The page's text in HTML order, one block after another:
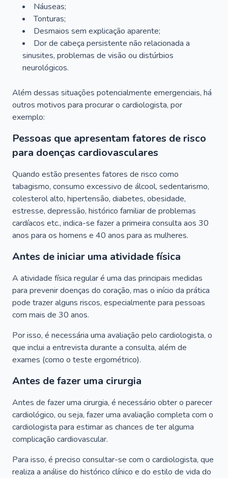
Náuseas;
Tonturas;
Desmaios sem explicação aparente;
Dor de cabeça persistente não relacionada a
sinusites, problemas de visão ou distúrbios
neurológicos.
Além dessas situações potencialmente emergenciais, há
outros motivos para procurar o cardiologista, por
exemplo:
Pessoas que apresentam fatores de risco
para doenças cardiovasculares
Quando estão presentes fatores de risco como
tabagismo, consumo excessivo de álcool, sedentarismo,
colesterol alto, hipertensão, diabetes, obesidade,
estresse, depressão, histórico familiar de problemas
cardíacos etc., indica-se fazer a primeira consulta aos 30
anos para os homens e 40 anos para as mulheres.
Antes de iniciar uma atividade física
A atividade física regular é uma das principais medidas
para prevenir doenças do coração, mas o início da prática
pode trazer alguns riscos, especialmente para pessoas
com mais de 30 anos.
Por isso, é necessária uma avaliação pelo cardiologista, o
que inclui a entrevista durante a consulta, além de
exames (como o teste ergométrico).
Antes de fazer uma cirurgia
Antes de fazer uma cirurgia, é necessário obter o parecer
cardiológico, ou seja, fazer uma avaliação completa com o
cardiologista para estimar as chances de ter alguma
complicação cardiovascular.
Para isso, é preciso consultar-se com o cardiologista, que
realiza a análise do histórico clínico e do estilo de vida do